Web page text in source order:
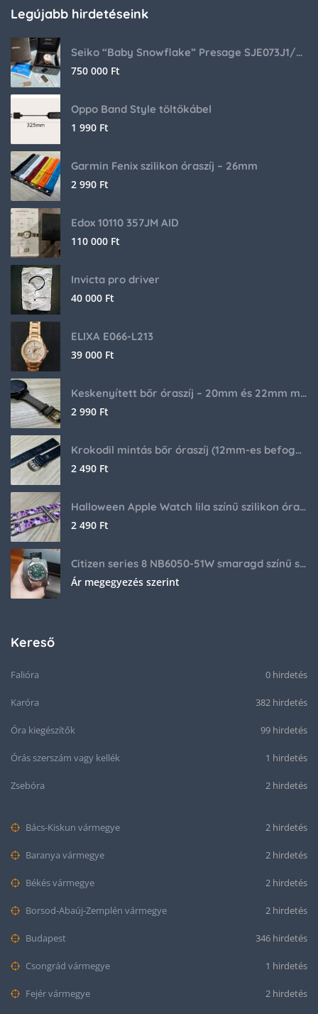
Legújabb hirdetéseink
Seiko “Baby Snowflake” Presage SJE073J1/SARA015 Limited Edition
750 000 Ft
Oppo Band Style töltőkábel
1 990 Ft
Garmin Fenix szilikon óraszíj – 26mm
2 990 Ft
Edox 10110 357JM AID
110 000 Ft
Invicta pro driver
40 000 Ft
ELIXA E066-L213
39 000 Ft
Keskenyített bőr óraszíj – 20mm és 22mm méretben
2 990 Ft
Krokodil mintás bőr óraszíj (12mm-es befogóval rendelkező órához)
2 490 Ft
Halloween Apple Watch lila színű szilikon óraszíj
2 490 Ft
Citizen series 8 NB6050-51W smaragd színű számlappal
Ár megegyezés szerint
Kereső
Falióra 0 hirdetés
Karóra 382 hirdetés
Óra kiegészítők 99 hirdetés
Órás szerszám vagy kellék 1 hirdetés
Zsebóra 2 hirdetés
Bács-Kiskun vármegye 2 hirdetés
Baranya vármegye 2 hirdetés
Békés vármegye 2 hirdetés
Borsod-Abaúj-Zemplén vármegye 2 hirdetés
Budapest 346 hirdetés
Csongrád vármegye 1 hirdetés
Fejér vármegye 2 hirdetés